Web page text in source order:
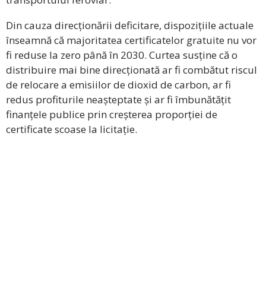
Din cauza direcționării deficitare, dispozițiile actuale
înseamnă că majoritatea certificatelor gratuite nu vor
fi reduse la zero până în 2030. Curtea susține că o
distribuire mai bine direcționată ar fi combătut riscul
de relocare a emisiilor de dioxid de carbon, ar fi
redus profiturile neașteptate și ar fi îmbunătățit
finanțele publice prin creșterea proporției de
certificate scoase la licitație.